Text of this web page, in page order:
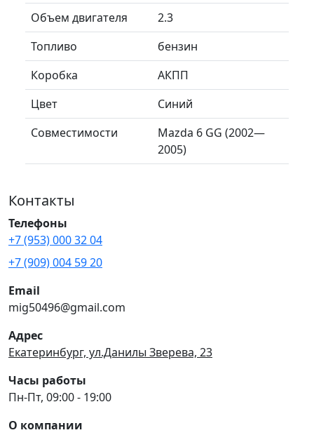
Объем двигателя
2.3
Топливо
бензин
Коробка
АКПП
Цвет
Синий
Совместимости
Mazda 6 GG (2002—
2005)
Контакты
Телефоны
+7 (953) 000 32 04
+7 (909) 004 59 20
Email
mig50496@gmail.com
Адрес
Екатеринбург, ул.Данилы Зверева, 23
Часы работы
Пн-Пт, 09:00 - 19:00
О компании